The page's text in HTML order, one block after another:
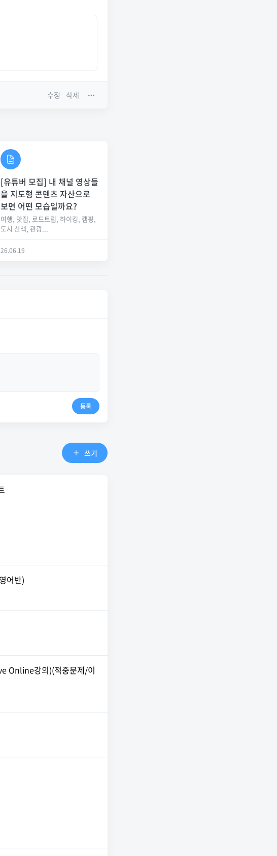
수정 삭제
[유튜버 모집] 내 채널 영상들
을 지도형 콘텐츠 자산으로
보면 어떤 모습일까요?
여행, 맛집, 로드트립, 하이킹, 캠핑,
도시 산책, 관광...
26.06.19
등록
쓰기
어반)
Online강의)(적중문제/이